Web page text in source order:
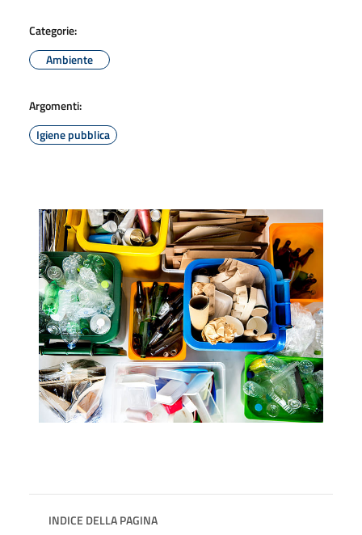
Categorie:
Ambiente
Argomenti:
Igiene pubblica
INDICE DELLA PAGINA